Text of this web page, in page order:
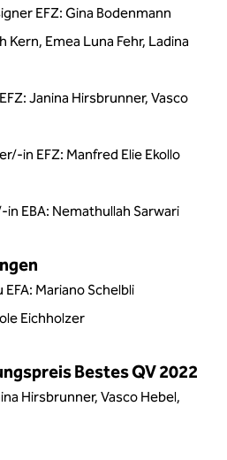
EFZ: Gina Bodenmann
Kern, Emea Luna Fehr, Ladina
Janina Hirsbrunner, Vasco
in EFZ: Manfred Elie Ekollo
EBA: Nemathullah Sarwari
Mariano Schelbli
Eichholzer
Bestes QV 2022
Hirsbrunner, Vasco Hebel,